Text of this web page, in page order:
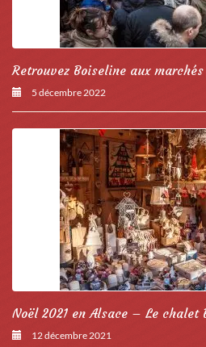
Retrouvez Boiseline aux
5 décembre 2022
Noël 2021 en Alsace – Le chalet
12 décembre 2021